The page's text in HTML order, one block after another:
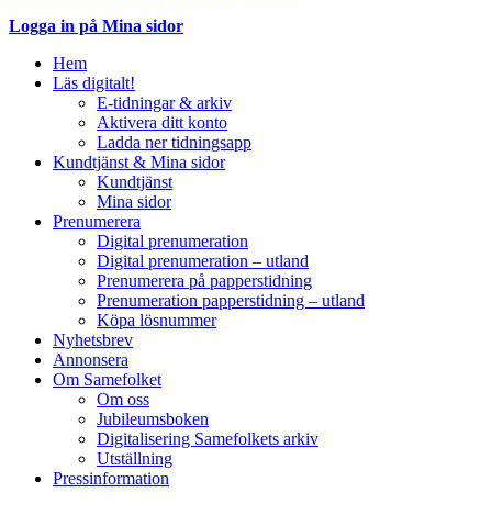
Logga in på Mina sidor
Hem
Läs digitalt!
E-tidningar & arkiv
Aktivera ditt konto
Ladda ner tidningsapp
Kundtjänst & Mina sidor
Kundtjänst
Mina sidor
Prenumerera
Digital prenumeration
Digital prenumeration – utland
Prenumerera på papperstidning
Prenumeration papperstidning – utland
Köpa lösnummer
Nyhetsbrev
Annonsera
Om Samefolket
Om oss
Jubileumsboken
Digitalisering Samefolkets arkiv
Utställning
Pressinformation